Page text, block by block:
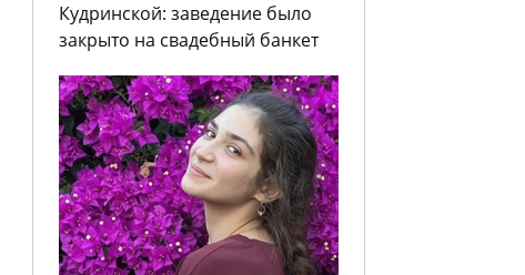
Кудринской: заведение было
закрыто на свадебный банкет